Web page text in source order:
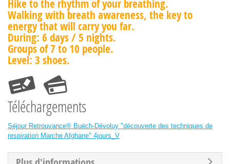
Hike to the rhythm of your breathing.
Walking with breath awareness, the key to
energy that will carry you far.
During: 6 days / 5 nights.
Groups of 7 to 10 people.
Level: 3 shoes.
Téléchargements
Séjour Retrouvance® Buëch-Dévoluy "découverte des techniques de
respiration Marche Afghane" 4jours_V